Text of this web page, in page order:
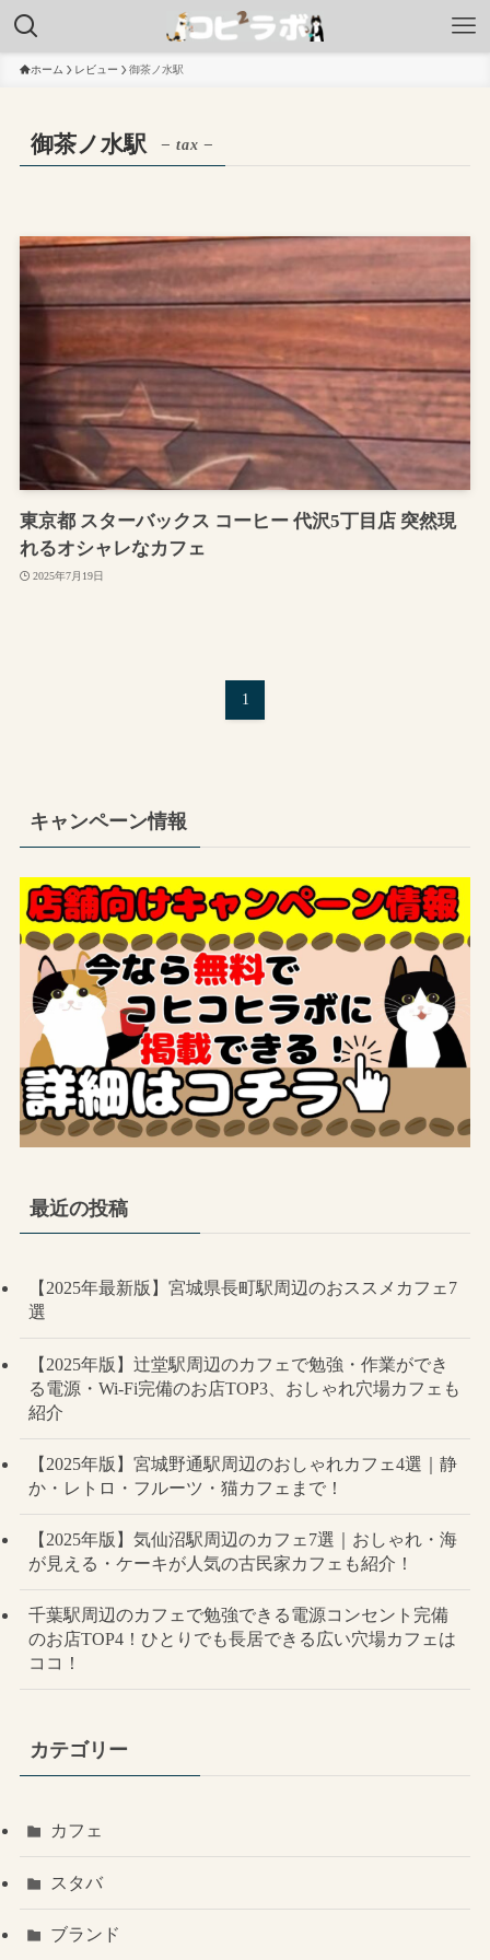
ホーム レビュー 御茶ノ水駅
御茶ノ水駅 – tax –
東京都 スターバックス コーヒー 代沢5丁目店 突然現
れるオシャレなカフェ
2025年7月19日
1
キャンペーン情報
最近の投稿
【2025年最新版】宮城県長町駅周辺のおススメカフェ7
選
【2025年版】辻堂駅周辺のカフェで勉強・作業ができ
る電源・Wi-Fi完備のお店TOP3、おしゃれ穴場カフェも
紹介
【2025年版】宮城野通駅周辺のおしゃれカフェ4選｜静
か・レトロ・フルーツ・猫カフェまで！
【2025年版】気仙沼駅周辺のカフェ7選｜おしゃれ・海
が見える・ケーキが人気の古民家カフェも紹介！
千葉駅周辺のカフェで勉強できる電源コンセント完備
のお店TOP4！ひとりでも長居できる広い穴場カフェは
ココ！
カテゴリー
カフェ
スタバ
ブランド